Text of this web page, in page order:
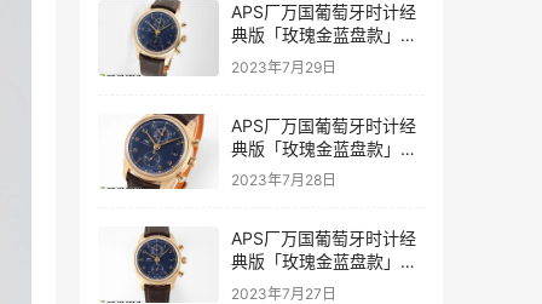
APS厂万国葡萄牙时计经
典版「玫瑰金蓝盘款」复
刻表是否会一眼假-APS手
2023年7月29日
APS厂万国葡萄牙时计经
典版「玫瑰金蓝盘款」复
刻表值得入手吗-APS手表
2023年7月28日
APS厂万国葡萄牙时计经
典版「玫瑰金蓝盘款」复
刻表具有破绽吗-APS手表
2023年7月27日